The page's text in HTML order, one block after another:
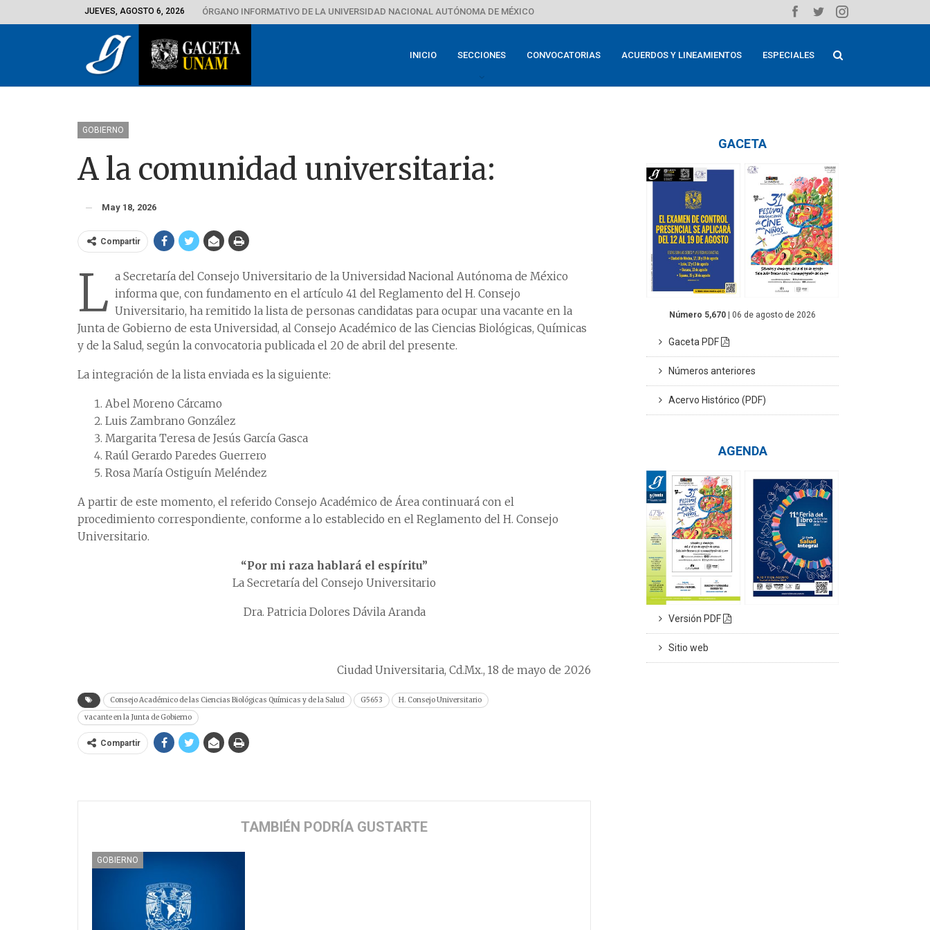
JUEVES, AGOSTO 6, 2026 ÓRGANO INFORMATIVO DE LA UNIVERSIDAD NACIONAL AUTÓNOMA DE MÉXICO
INICIO SECCIONES CONVOCATORIAS ACUERDOS Y LINEAMIENTOS ESPECIALES
GOBIERNO
A la comunidad universitaria:
May 18, 2026
Compartir
L a Secretaría del Consejo Universitario de la Universidad Nacional Autónoma de México
informa que, con fundamento en el artículo 41 del Reglamento del H. Consejo
Universitario, ha remitido la lista de personas candidatas para ocupar una vacante en la
Junta de Gobierno de esta Universidad, al Consejo Académico de las Ciencias Biológicas, Químicas
y de la Salud, según la convocatoria publicada el 20 de abril del presente.
La integración de la lista enviada es la siguiente:
Abel Moreno Cárcamo
Luis Zambrano González
Margarita Teresa de Jesús García Gasca
Raúl Gerardo Paredes Guerrero
Rosa María Ostiguín Meléndez
A partir de este momento, el referido Consejo Académico de Área continuará con el
procedimiento correspondiente, conforme a lo establecido en el Reglamento del H. Consejo
Universitario.
“Por mi raza hablará el espíritu”
La Secretaría del Consejo Universitario
Dra. Patricia Dolores Dávila Aranda
Ciudad Universitaria, Cd.Mx., 18 de mayo de 2026
Consejo Académico de las Ciencias Biológicas Químicas y de la Salud G5653
H. Consejo Universitario
vacante en la Junta de Gobierno
Compartir
TAMBIÉN PODRÍA GUSTARTE
GOBIERNO
GACETA
Número 5,670 | 06 de agosto de 2026
Gaceta PDF
Números anteriores
Acervo Histórico (PDF)
AGENDA
Versión PDF
Sitio web